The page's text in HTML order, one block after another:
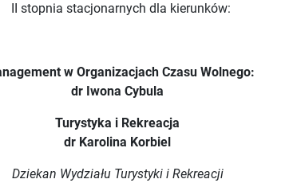
II stopnia stacjonarnych dla kierunków:
w Organizacjach Czasu Wolnego:
dr Iwona Cybula
Turystyka i Rekreacja
dr Karolina Korbiel
Dziekan Wydziału Turystyki i Rekreacji